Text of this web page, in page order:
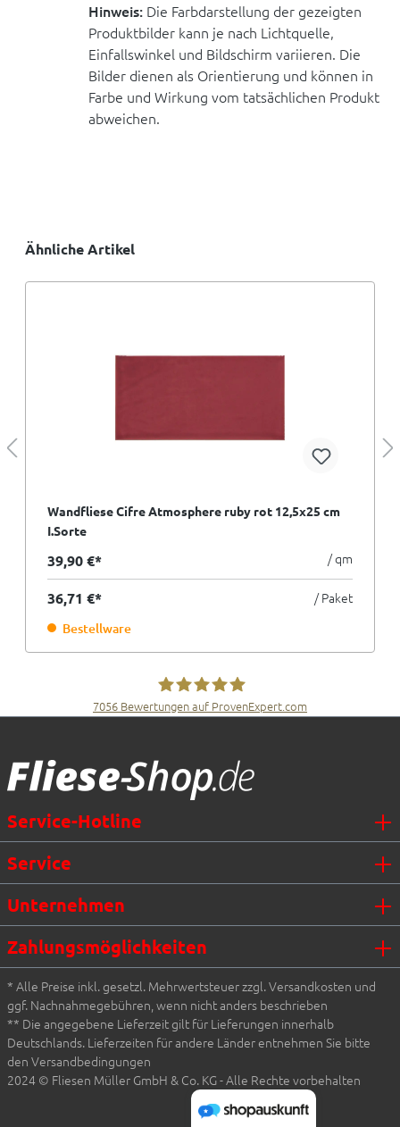
Hinweis: Die Farbdarstellung der gezeigten
Produktbilder kann je nach Lichtquelle,
Einfallswinkel und Bildschirm variieren. Die
Bilder dienen als Orientierung und können in
Farbe und Wirkung vom tatsächlichen Produkt
abweichen.
Ähnliche Artikel
Wandfliese Cifre Atmosphere ruby rot 12,5x25 cm
I.Sorte
39,90 €* / qm
36,71 €* / Paket
Bestellware
7056 Bewertungen auf ProvenExpert.com
Service-Hotline
Service
Unternehmen
Zahlungsmöglichkeiten
* Alle Preise inkl. gesetzl. Mehrwertsteuer zzgl. Versandkosten und
ggf. Nachnahmegebühren, wenn nicht anders beschrieben
** Die angegebene Lieferzeit gilt für Lieferungen innerhalb
Deutschlands. Lieferzeiten für andere Länder entnehmen Sie bitte
den Versandbedingungen
2024 © Fliesen Müller GmbH & Co. KG - Alle Rechte vorbehalten